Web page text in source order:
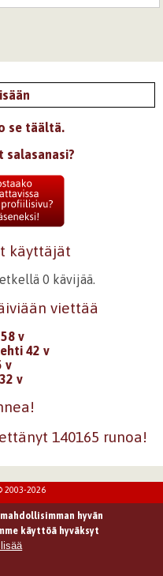
se täältä.
salasanasi?
käyttäjät
0 kävijää.
viettää
v
42 v
v
v
140165 runoa!
2003-2026
hyvän
käyttöä hyväksyt